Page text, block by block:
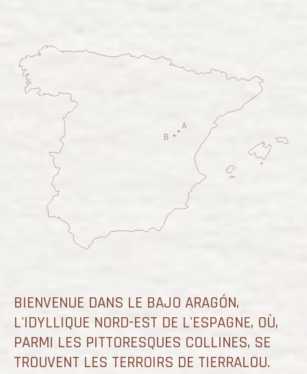
BIENVENUE DANS LE BAJO ARAGÓN,
L'IDYLLIQUE NORD-EST DE L'ESPAGNE, OÙ,
PARMI LES PITTORESQUES COLLINES, SE
TROUVENT LES TERROIRS DE TIERRALOU.